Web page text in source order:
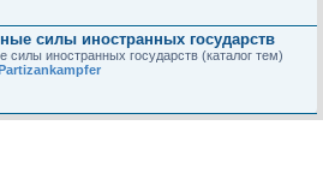
силы иностранных государств
силы иностранных государств (каталог тем)